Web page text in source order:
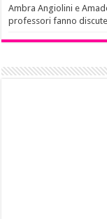
Ambra Angiolini e
professori fanno